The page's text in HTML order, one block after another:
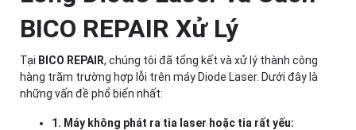
BICO REPAIR Xử Lý
Tại BICO REPAIR, chúng tôi đã tổng kết và xử lý thành công
hàng trăm trường hợp lỗi trên máy Diode Laser. Dưới đây là
những vấn đề phổ biến nhất:
1. Máy không phát ra tia laser hoặc tia rất yếu: